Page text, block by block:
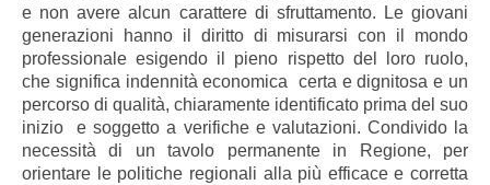
e non avere alcun carattere di sfruttamento. Le giovani
generazioni hanno il diritto di misurarsi con il mondo
professionale esigendo il pieno rispetto del loro ruolo,
che significa indennità economica certa e dignitosa e un
percorso di qualità, chiaramente identificato prima del suo
inizio e soggetto a verifiche e valutazioni. Condivido la
necessità di un tavolo permanente in Regione, per
orientare le politiche regionali alla più efficace e corretta